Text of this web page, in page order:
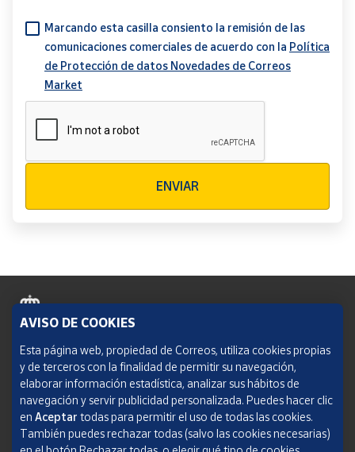
Marcando esta casilla consiento la remisión de las
comunicaciones comerciales de acuerdo con la Política
de Protección de datos Novedades de Correos
Market
ENVIAR
Política de cookies
Aviso legal
Condiciones del servicio
Política de Privacidad Web
AVISO DE COOKIES
Esta página web, propiedad de Correos, utiliza cookies propias
y de terceros con la finalidad de permitir su navegación,
elaborar información estadística, analizar sus hábitos de
navegación y servir publicidad personalizada. Puedes hacer clic
en Aceptar todas para permitir el uso de todas las cookies.
También puedes rechazar todas (salvo las cookies necesarias)